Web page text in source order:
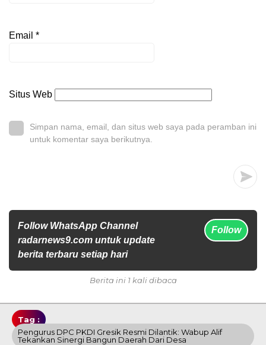
Email *
Situs Web
Simpan nama, email, dan situs web saya pada peramban ini
untuk komentar saya berikutnya.
Follow WhatsApp Channel
radarnews9.com untuk update
berita terbaru setiap hari
Follow
Berita ini 1 kali dibaca
Tag :
Pengurus DPC PKDI Gresik Resmi Dilantik: Wabup Alif
Tekankan Sinergi Bangun Daerah Dari Desa